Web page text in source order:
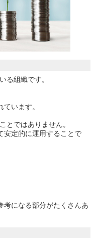
る組織です。
います。
とではありません。
安定的に運用することで
考になる部分がたくさんあ